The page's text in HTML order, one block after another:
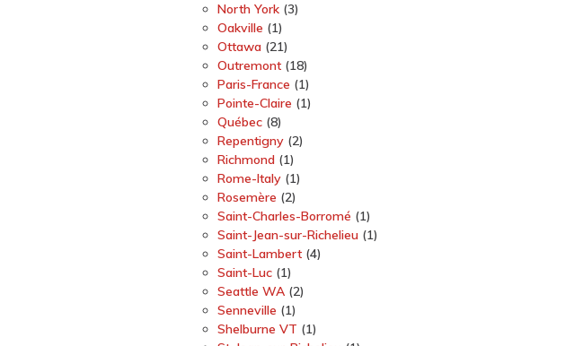
North York(3)
Oakville (1)
Ottawa(21)
Outremont(18)
Paris-France (1)
Pointe-Claire (1)
Québec(8)
Repentigny(2)
Richmond(1)
Rome-Italy(1)
Rosemère (2)
Saint-Charles-Borromé (1)
Saint-Jean-sur-Richelieu(1)
Saint-Lambert(4)
Saint-Luc(1)
Seattle WA(2)
Senneville (1)
Shelburne VT (1)